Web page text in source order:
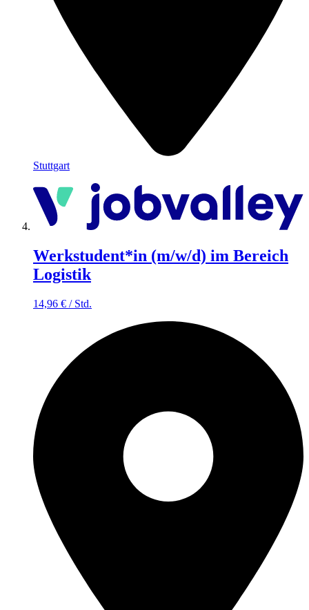
Stuttgart
Werkstudent*in (m/w/d) im Bereich
Logistik
14,96 € / Std.